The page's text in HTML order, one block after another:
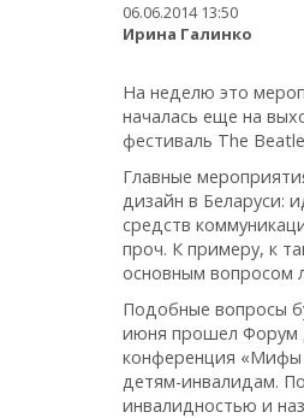
06.06.2014 13:50
Ирина Галинко
На неделю это
началась еще на
фестиваль The
Главные
дизайн в Беларуси:
средств
проч. К примеру, к
основным вопросом
Подобные вопросы
июня прошел Форум
конференция «Мифы
детям-инвалидам.
инвалидностью и